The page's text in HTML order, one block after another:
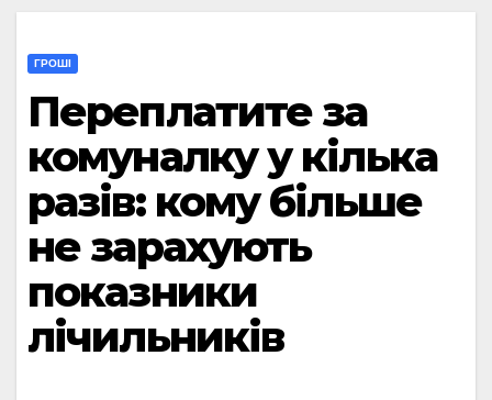
ГРОШІ
Переплатите за
комуналку у кілька
разів: кому більше
не зарахують
показники
лічильників